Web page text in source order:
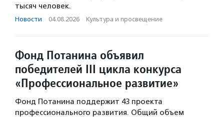
тысяч человек.
Новости · 04.08.2026 · Культура и просвещение
Фонд Потанина объявил
победителей III цикла конкурса
«Профессиональное развитие»
Фонд Потанина поддержит 43 проекта
профессионального развития. Общий объем